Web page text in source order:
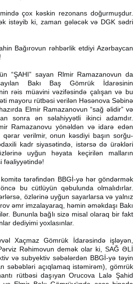
çox kəskin rezonans doğurmuşdur.
istəyib ki, zaman gələcək və DGK sədri
Bağırovun rəhbərlik etdiyi Azərbaycan
“ŞAHI” sayan Rlmir Ramazanovun da
Bakı Baş Gömrük İdarəsinin
rəis müavini vəzifəsində çalışan və bu
mayoru rütbəsi verilən Həsənova Səbinə
Elmir Ramazanovun “sağ əlidir” və
sonra ən səlahiyyətli ikinci adamdır.
Ramazanovu yönəldən və idarə edən
verilmir, onun kəsdiyi başın sorğu-
kadr siyasətində, istərsə də ürəkləri
uyğun həyata keçirilən malların
fəaliyyətində!
tərəfindən BBGİ-yə hər göndərmək
bu cütlüyün qəbulunda olmalıdırlar.
özlərinə uyğun sayarlarsa və yalnız
əmr imzalayaraq, həmin əməkdaşı Bakı
Bununla bağlı sizə misal olaraq bir fakt
dediyimi yoxlasınlar.
Xaçmaz Gömrük İdarəsində işləyən,
Rəhimovun demək olar ki, SAĞ ƏLİ
və subyektiv səbələrdən BBGİ-yə təyin
səbəbləri açıqlamaq istəmirəm), gömrük
rütbəsi daşıyan Orucova Lalə Şahid